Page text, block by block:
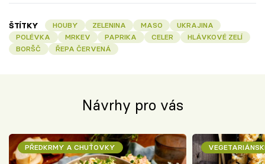
ŠTÍTKY HOUBY ZELENINA MASO
UKRAJINA
POLÉVKA
MRKEV PAPRIKA CELER
HLÁVKOVÉ ZELÍ
BORŠČ
ŘEPA ČERVENÁ
Návrhy pro vás
PŘEDKRMY A CHUŤOVKY